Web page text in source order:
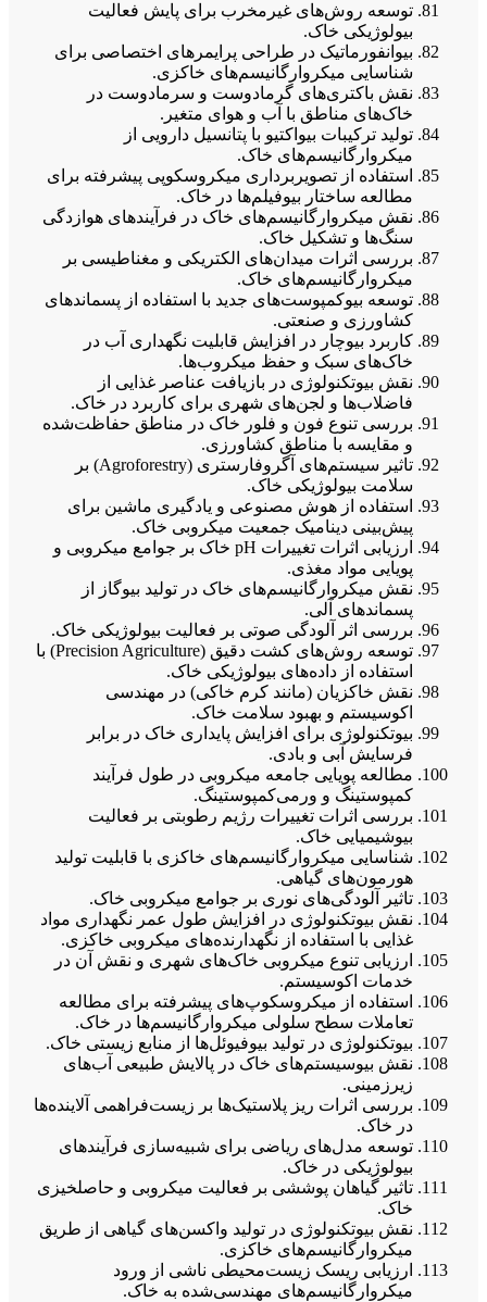
توسعه روش‌های غیرمخرب برای پایش فعالیت
بیولوژیکی خاک.
بیوانفورماتیک در طراحی پرایمرهای اختصاصی برای
شناسایی میکروارگانیسم‌های خاکزی.
نقش باکتری‌های گرمادوست و سرمادوست در
خاک‌های مناطق با آب و هوای متغیر.
تولید ترکیبات بیواکتیو با پتانسیل دارویی از
میکروارگانیسم‌های خاک.
استفاده از تصویربرداری میکروسکوپی پیشرفته برای
مطالعه ساختار بیوفیلم‌ها در خاک.
نقش میکروارگانیسم‌های خاک در فرآیندهای هوازدگی
سنگ‌ها و تشکیل خاک.
بررسی اثرات میدان‌های الکتریکی و مغناطیسی بر
میکروارگانیسم‌های خاک.
توسعه بیوکمپوست‌های جدید با استفاده از پسماندهای
کشاورزی و صنعتی.
کاربرد بیوچار در افزایش قابلیت نگهداری آب در
خاک‌های سبک و حفظ میکروب‌ها.
نقش بیوتکنولوژی در بازیافت عناصر غذایی از
فاضلاب‌ها و لجن‌های شهری برای کاربرد در خاک.
بررسی تنوع فون و فلور خاک در مناطق حفاظت‌شده
و مقایسه با مناطق کشاورزی.
تاثیر سیستم‌های آگروفارستری (Agroforestry) بر
سلامت بیولوژیکی خاک.
استفاده از هوش مصنوعی و یادگیری ماشین برای
پیش‌بینی دینامیک جمعیت میکروبی خاک.
ارزیابی اثرات تغییرات pH خاک بر جوامع میکروبی و
پویایی مواد مغذی.
نقش میکروارگانیسم‌های خاک در تولید بیوگاز از
پسماندهای آلی.
بررسی اثر آلودگی صوتی بر فعالیت بیولوژیکی خاک.
توسعه روش‌های کشت دقیق (Precision Agriculture) با
استفاده از داده‌های بیولوژیکی خاک.
نقش خاکزیان (مانند کرم خاکی) در مهندسی
اکوسیستم و بهبود سلامت خاک.
بیوتکنولوژی برای افزایش پایداری خاک در برابر
فرسایش آبی و بادی.
مطالعه پویایی جامعه میکروبی در طول فرآیند
کمپوستینگ و ورمی‌کمپوستینگ.
بررسی اثرات تغییرات رژیم رطوبتی بر فعالیت
بیوشیمیایی خاک.
شناسایی میکروارگانیسم‌های خاکزی با قابلیت تولید
هورمون‌های گیاهی.
تاثیر آلودگی‌های نوری بر جوامع میکروبی خاک.
نقش بیوتکنولوژی در افزایش طول عمر نگهداری مواد
غذایی با استفاده از نگهدارنده‌های میکروبی خاکزی.
ارزیابی تنوع میکروبی خاک‌های شهری و نقش آن در
خدمات اکوسیستم.
استفاده از میکروسکوپ‌های پیشرفته برای مطالعه
تعاملات سطح سلولی میکروارگانیسم‌ها در خاک.
بیوتکنولوژی در تولید بیوفیوئل‌ها از منابع زیستی خاک.
نقش بیوسیستم‌های خاک در پالایش طبیعی آب‌های
زیرزمینی.
بررسی اثرات ریز پلاستیک‌ها بر زیست‌فراهمی آلاینده‌ها
در خاک.
توسعه مدل‌های ریاضی برای شبیه‌سازی فرآیندهای
بیولوژیکی در خاک.
تاثیر گیاهان پوششی بر فعالیت میکروبی و حاصلخیزی
خاک.
نقش بیوتکنولوژی در تولید واکسن‌های گیاهی از طریق
میکروارگانیسم‌های خاکزی.
ارزیابی ریسک زیست‌محیطی ناشی از ورود
میکروارگانیسم‌های مهندسی‌شده به خاک.